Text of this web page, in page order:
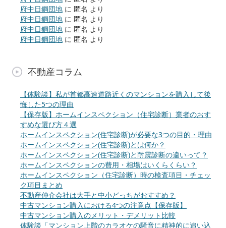
府中日鋼団地 に 匿名 より
府中日鋼団地 に 匿名 より
府中日鋼団地 に 匿名 より
府中日鋼団地 に 匿名 より
不動産コラム
【体験談】私が首都高速道路近くのマンションを購入して後
悔した5つの理由
【保存版】ホームインスペクション（住宅診断）業者のおす
すめな選び方４選
ホームインスペクション(住宅診断)が必要な3つの目的・理由
ホームインスペクション(住宅診断)とは何か？
ホームインスペクション(住宅診断)と耐震診断の違いって？
ホームインスペクションの費用・相場はいくらくらい？
ホームインスペクション（住宅診断）時の検査項目・チェッ
ク項目まとめ
不動産仲介会社は大手と中小どっちがおすすめ？
中古マンション購入における4つの注意点【保存版】
中古マンション購入のメリット・デメリット比較
体験談「マンション上階のカラオケの騒音に精神的に追い込